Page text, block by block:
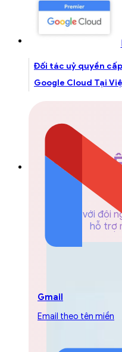
Đối tác uỷ quyền
Google Cloud Tại
LIÊN
Liên hệ với đội
hỗ trợ
Gmail
Email theo tên miền